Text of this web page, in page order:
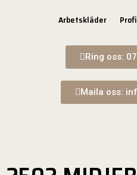
Arbetskläder
Ring oss:
Maila oss: